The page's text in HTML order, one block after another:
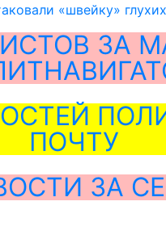
«швейку» глухих
ЗА
ПОЧТУ
ЗА